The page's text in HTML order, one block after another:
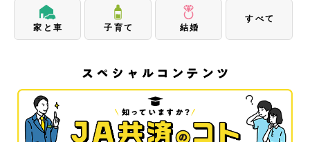
家と車 子育て 結婚
すべて